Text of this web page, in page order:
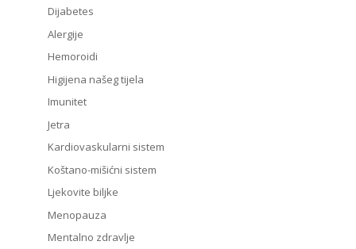
Dijabetes
Alergije
Hemoroidi
Higijena našeg tijela
Imunitet
Jetra
Kardiovaskularni sistem
Koštano-mišićni sistem
Ljekovite biljke
Menopauza
Mentalno zdravlje